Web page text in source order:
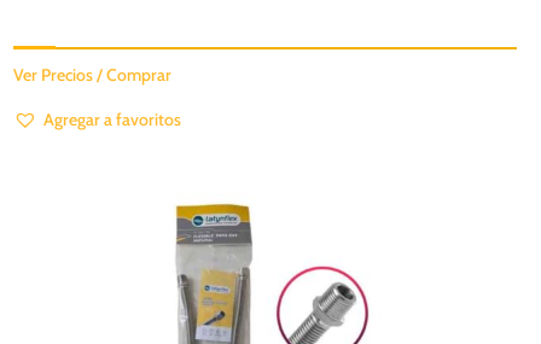
Ver Precios / Comprar
Agregar a favoritos